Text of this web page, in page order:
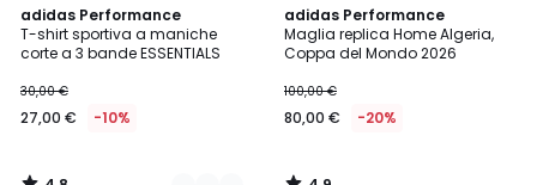
adidas Performance
T-shirt sportiva a maniche
corte a 3 bande ESSENTIALS
30,00 €
27,00 € -10%
4,8
/ 5
3
Colori
adidas Performance
Maglia replica Home Algeria,
Coppa del Mondo 2026
100,00 €
80,00 € -20%
4,9
/ 5